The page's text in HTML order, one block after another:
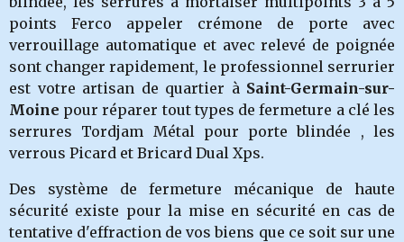
points Ferco appeler crémone de porte avec
verrouillage automatique et avec relevé de poignée
sont changer rapidement, le professionnel serrurier
est votre artisan de quartier à Saint-Germain-sur-
Moine pour réparer tout types de fermeture a clé les
serrures Tordjam Métal pour porte blindée , les
verrous Picard et Bricard Dual Xps.
Des système de fermeture mécanique de haute
sécurité existe pour la mise en sécurité en cas de
tentative d'effraction de vos biens que ce soit sur une